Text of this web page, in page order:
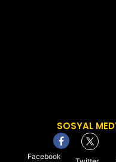
SOSYAL
Facebook